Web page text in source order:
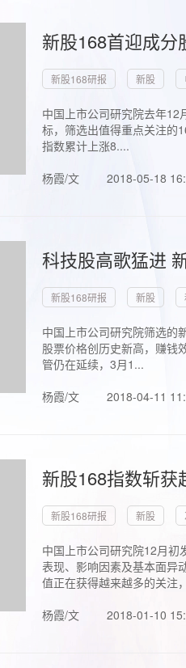
新股168首迎成
新股168研报 新股
中国上市公司研究院去年
标，筛选出值得重点关注的
指数累计上涨8....
杨霞/文
2018-05-18
科技股高歌猛进
新股168研报 新股
中国上市公司研究院筛选的
股票价格创历史新高，赚钱
管仍在延续，3月1...
杨霞/文
2018-04-11
新股168指数斩
新股168研报 新股
中国上市公司研究院12月初
表现、影响因素及基本面异
值正在获得越来越多的关注
杨霞/文
2018-01-10